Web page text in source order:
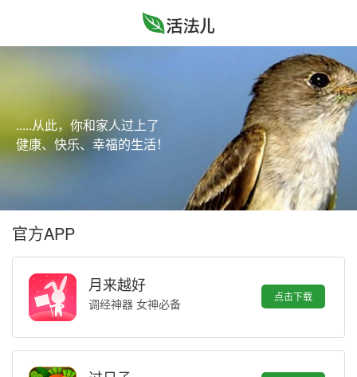
.....从此，你和家人过上了
健康、快乐、幸福的生活！
官方APP
月来越好
调经神器 女神必备 点击下载